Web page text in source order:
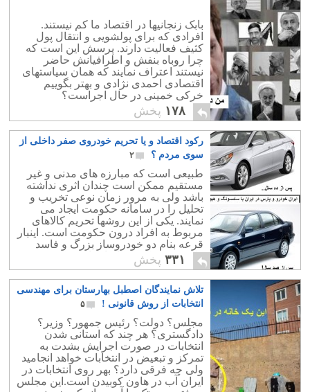
بابک زنجانیها در اقتصاد ما کم نیستند.
افرادی که برای پولشویی و انتقال پول
کثیف فعالیت دارند. پرسش این است که
چرا روباه بنفش و اطرافیانش حاضر
نیستند اعتراف نمایند که همان سیاستهای
اقتصادی احمدی نژادی و بهتر بگوییم
خرکی خمینی در حال اجراست؟
۱۷۸ پخش
رکود اقتصاد و یا تحریم خودروی صفر داخلی از
سوی مردم ؟
۲
طبیعی است که مبارزه های مدنی و غیر
مستقیم ممکن است چندان اثری نداشته
باشد ولی به مرور زمان نوعی تخریب و
تحلیل را در سامانه حکومت ایجاد می
نمایند. یکی از این روشها تحریم کالاهای
مربوط به افراد درون حکومت است. اینبار
قرعه بنام دو خودروساز بزرگ و فاسد
وابسته به حکومت افتاده است که مورد
تحریم مردم قرار گیرند. رهبران نظام
بیشتر مدیریت و در آمد این دو خودروساز
را دارا هستند .
۳۳۱ پخش
تلاش نمایندگان اصطبل بهارستان برای مهندسی
انتخابات از روش قانونی !
۵
مجلس؟ دولت؟ رئیس جمهور؟ وزیر؟
دادگستری؟ هر چند که استانی شدن
انتخابات در صورت اجرایش بشدت به
تمرکز و تبعیض در انتخابات خواهد انجامید
ولی چه فرقی دارد؟ بهر روی انتخابات در
ایران آب در هاون کوبیدن است.این مجلس